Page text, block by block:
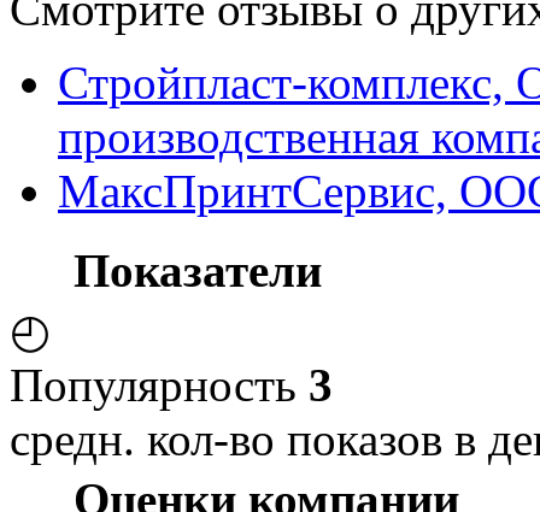
Стройпласт-комплекс,
производственная
МаксПринтСервис,
Показатели
◴
Популярность 3
средн. кол-во показов в
Оценки компании